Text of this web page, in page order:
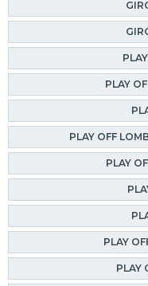
PLAY
PLAY OFF
PLAY
PLAY
PLAY